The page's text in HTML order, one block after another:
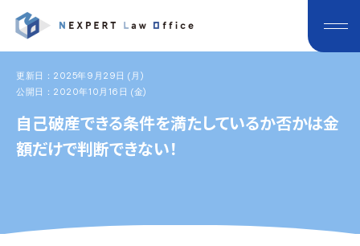
更新日：2025年9月29日 (月)
公開日：2020年10月16日 (金)
自己破産できる条件を満たしているか否かは金
額だけで判断できない！